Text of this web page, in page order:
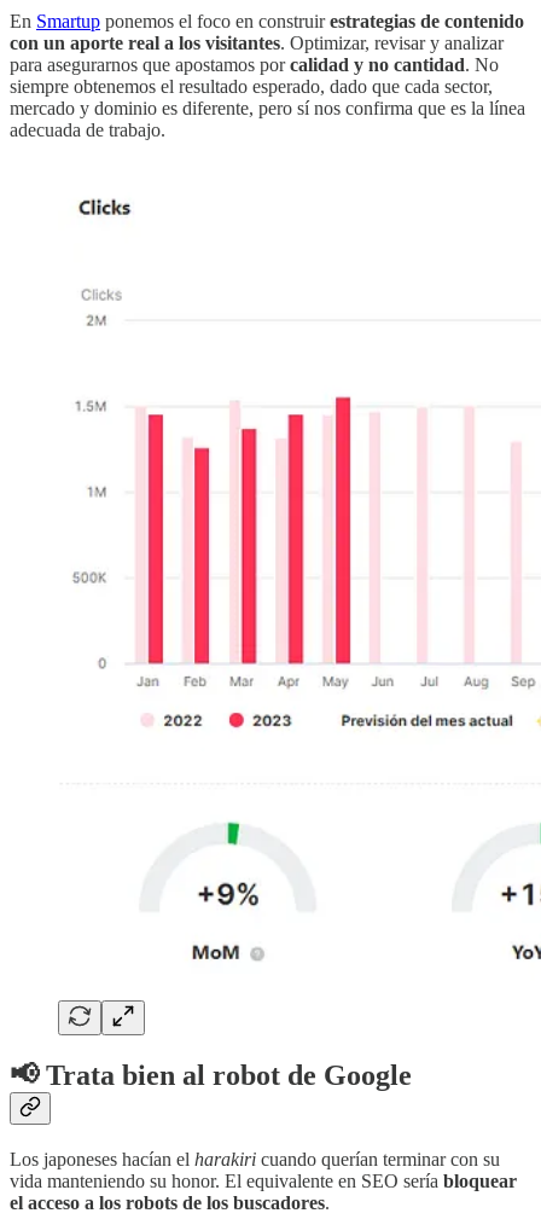
En Smartup ponemos el foco en construirestrategias de contenido
con un aporte real a los visitantes. Optimizar, revisar y analizar
para asegurarnos que apostamos porcalidad y no cantidad. No
siempre obtenemos el resultado esperado, dado que cada sector,
mercado y dominio es diferente, pero sí nos confirma que es la línea
adecuada de trabajo.
📢 Trata bien al robot de Google
Los japoneses hacían el harakiri cuando querían terminar con su
vida manteniendo su honor. El equivalente en SEO sería bloquear
el acceso a los robots de los buscadores.